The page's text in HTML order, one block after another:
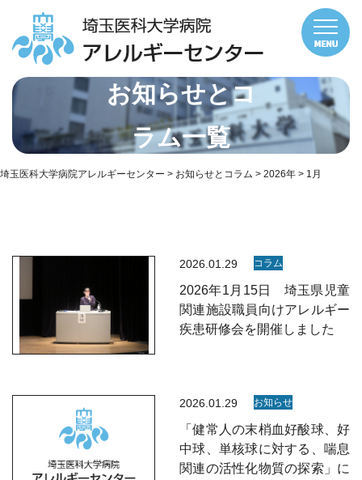
お知らせとコ
ラム一覧
埼玉医科大学病院アレルギーセンター > お知らせとコラム > 2026年 > 1月
2026.01.29 コラム
2026年1月15日 埼玉県児童
関連施設職員向けアレルギー
疾患研修会を開催しました
2026.01.29 お知らせ
「健常人の末梢血好酸球、好
中球、単核球に対する、喘息
関連の活性化物質の探索」に